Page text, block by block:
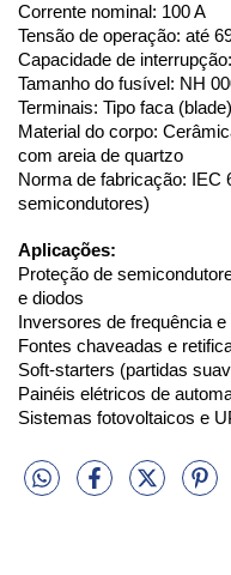
Corrente nominal: 100 A
Tensão de operação: até
Capacidade de
Tamanho do fusível: NH
Terminais: Tipo faca (blade)
Material do corpo:
com areia de quartzo
Norma de fabricação: IEC
semicondutores)
Aplicações:
Proteção de
e diodos
Inversores de frequência
Fontes chaveadas e
Soft-starters (partidas
Painéis elétricos de
Sistemas fotovoltaicos e